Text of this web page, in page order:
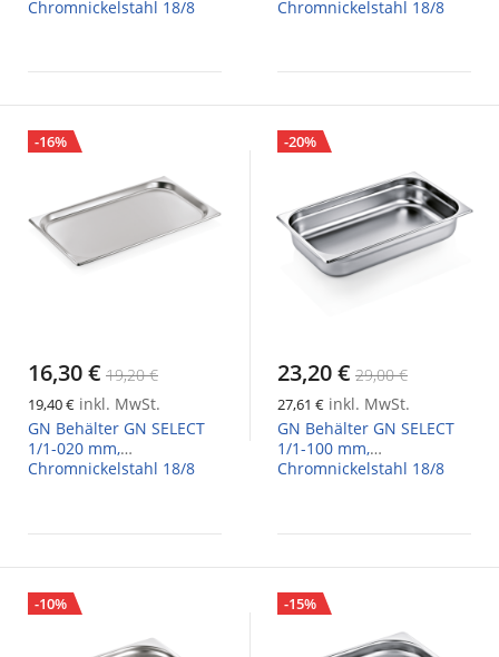
Chromnickelstahl 18/8 Chromnickelstahl 18/8
-16%
16,30 € 19,20 €
19,40 € inkl. MwSt.
GN Behälter GN SELECT
1/1-020 mm,
Chromnickelstahl 18/8
-20%
23,20 € 29,00 €
27,61 € inkl. MwSt.
GN Behälter GN SELECT
1/1-100 mm,
Chromnickelstahl 18/8
-10% -15%